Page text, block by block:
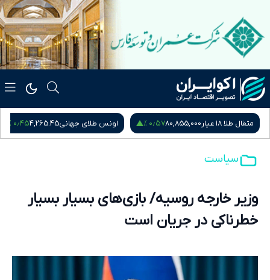
مثقال طلا ۱۸ عیار 80,855,000۰٫۵۷ % اونس طلای جهانی4,265.45۰٫۴۵ %
سیاست
وزیر خارجه روسیه/ بازی‌های بسیار بسیار
خطرناکی در جریان است